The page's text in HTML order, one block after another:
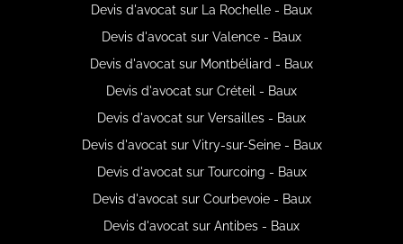
Devis d'avocat sur La Rochelle - Baux
Devis d'avocat sur Valence - Baux
Devis d'avocat sur Montbéliard - Baux
Devis d'avocat sur Créteil - Baux
Devis d'avocat sur Versailles - Baux
Devis d'avocat sur Vitry-sur-Seine - Baux
Devis d'avocat sur Tourcoing - Baux
Devis d'avocat sur Courbevoie - Baux
Devis d'avocat sur Antibes - Baux